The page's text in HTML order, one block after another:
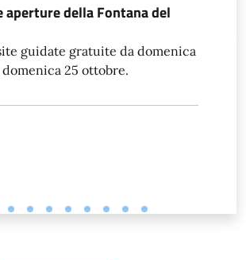
aperture della Fontana del
guidate gratuite da domenica
domenica 25 ottobre.